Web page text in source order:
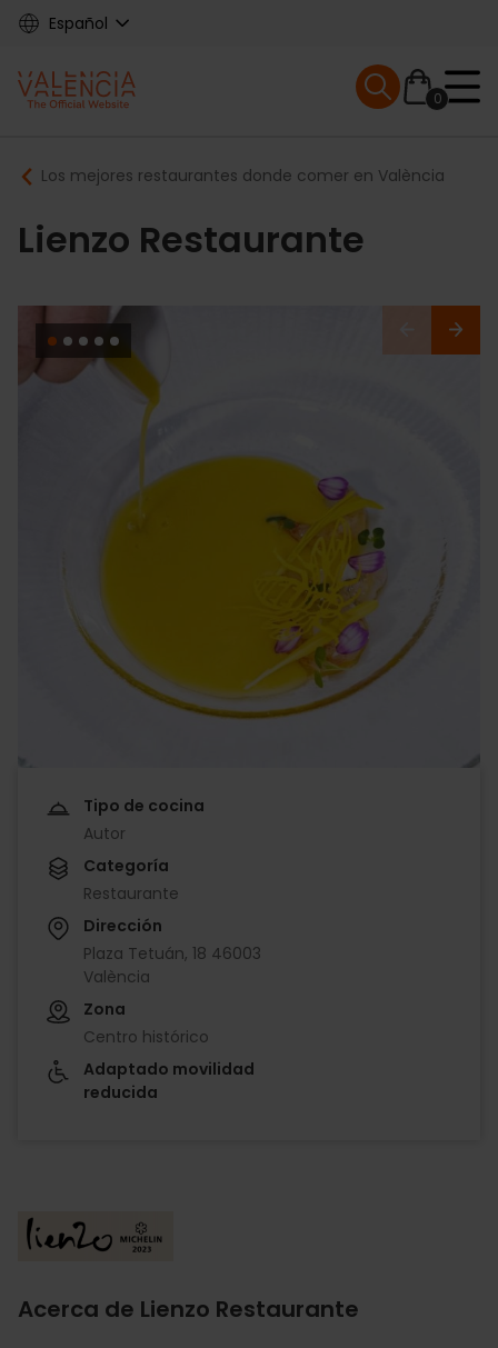
Skip
content
Español
Main
navigation
0
Mobile menu
Breadcrumb
Los mejores restaurantes donde comer en València
Lienzo Restaurante
Tipo de cocina
Autor
Categoría
Restaurante
Dirección
Plaza Tetuán, 18 46003
València
Zona
Centro histórico
Adaptado movilidad
reducida
Acerca de Lienzo Restaurante
Imagen